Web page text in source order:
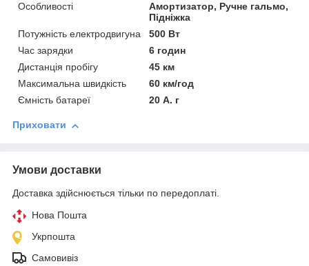
Особливості
Амортизатор, Ручне гальмо,
Підніжка
Потужність електродвигуна
500 Вт
Час зарядки
6 годин
Дистанція пробігу
45 км
Максимальна швидкість
60 км/год
Ємність батареї
20 А. г
Приховати
Умови доставки
Доставка здійснюється тільки по передоплаті.
Нова Пошта
Укрпошта
Самовивіз